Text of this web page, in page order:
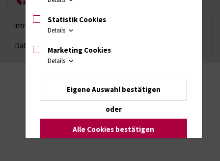
FacebookInstagram
YouTube
Intranet Login (für Studenten)
Datenschutzhinweise Barrierefreiheit
Statistik Cookies
Details
Marketing Cookies
Details
Eigene Auswahl bestätigen
oder
Alle Cookies bestätigen